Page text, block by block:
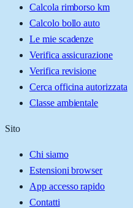
Calcola rimborso km
Calcolo bollo auto
Le mie scadenze
Verifica assicurazione
Verifica revisione
Cerca officina autorizzata
Classe ambientale
Sito
Chi siamo
Estensioni browser
App accesso rapido
Contatti